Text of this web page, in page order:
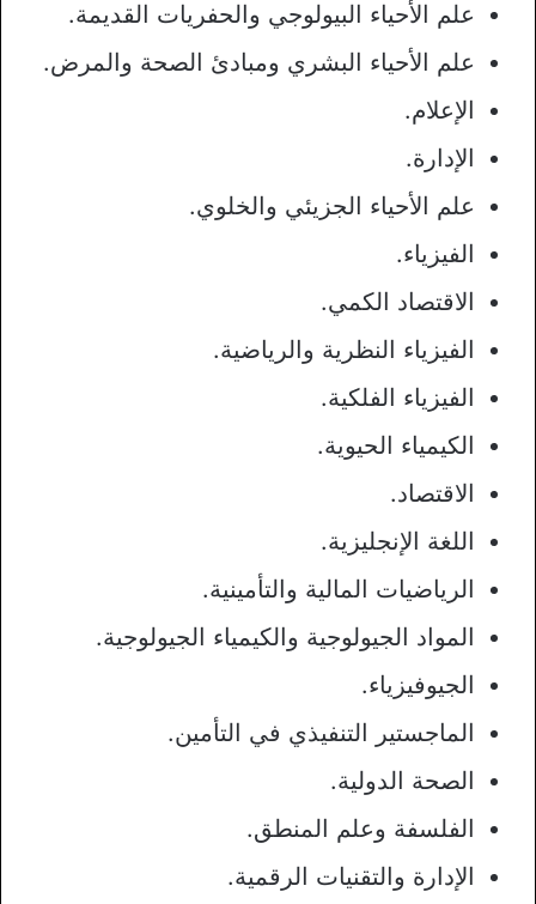
علم الأحياء البيولوجي والحفريات القديمة.
علم الأحياء البشري ومبادئ الصحة والمرض.
الإعلام.
الإدارة.
علم الأحياء الجزيئي والخلوي.
الفيزياء.
الاقتصاد الكمي.
الفيزياء النظرية والرياضية.
الفيزياء الفلكية.
الكيمياء الحيوية.
الاقتصاد.
اللغة الإنجليزية.
الرياضيات المالية والتأمينية.
المواد الجيولوجية والكيمياء الجيولوجية.
الجيوفيزياء.
الماجستير التنفيذي في التأمين.
الصحة الدولية.
الفلسفة وعلم المنطق.
الإدارة والتقنيات الرقمية.